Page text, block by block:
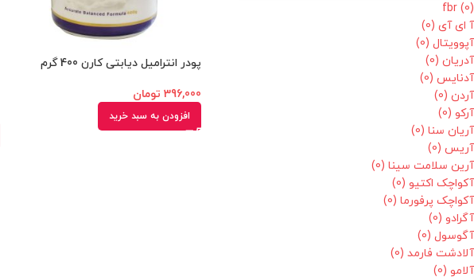
fbr (0)
آ ای آی (0)
آپوویتال (0)
آدریان (0)
آدنایس (0)
آردن (0)
آرکو (0)
آریان سنا (0)
آریس (0)
آرین سلامت سینا (0)
آکواچک اکتیو (0)
آکواچک پرفورما (0)
آگرادو (0)
آگوسول (0)
آلادشت فارمد (0)
آلامو (0)
پودر انترامیل دیابتی کارن 400 گرم
396,000 تومان
افزودن به سبد خرید